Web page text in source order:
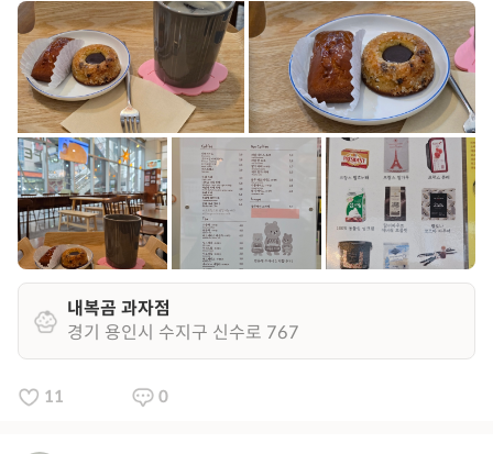
내복곰 과자점
경기 용인시 수지구 신수로 767
11 0